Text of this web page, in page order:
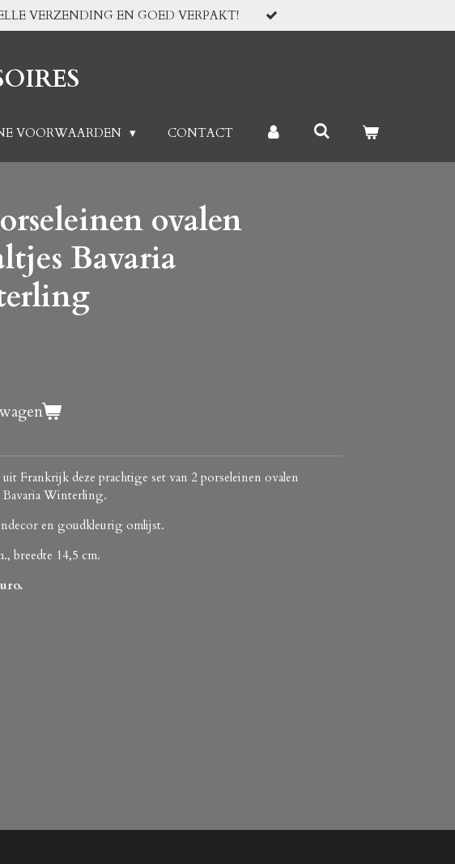
VERZENDING EN GOED VERPAKT!
VOORWAARDEN CONTACT
ovalen
Bavaria
Frankrijk deze prachtige set van 2 porseleinen ovalen
Bavaria Winterling.
en goudkleurig omlijst.
breedte 14,5 cm.